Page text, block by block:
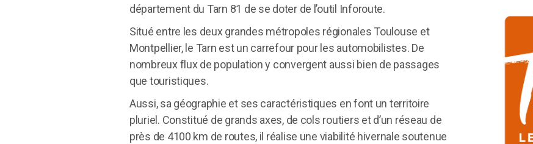
département du Tarn 81 de se doter de l’outil Inforoute.
Situé entre les deux grandes métropoles régionales Toulouse et
Montpellier, le Tarn est un carrefour pour les automobilistes. De
nombreux flux de population y convergent aussi bien de passages
que touristiques.
Aussi, sa géographie et ses caractéristiques en font un territoire
pluriel. Constitué de grands axes, de cols routiers et d’un réseau de
près de 4100 km de routes, il réalise une viabilité hivernale soutenue